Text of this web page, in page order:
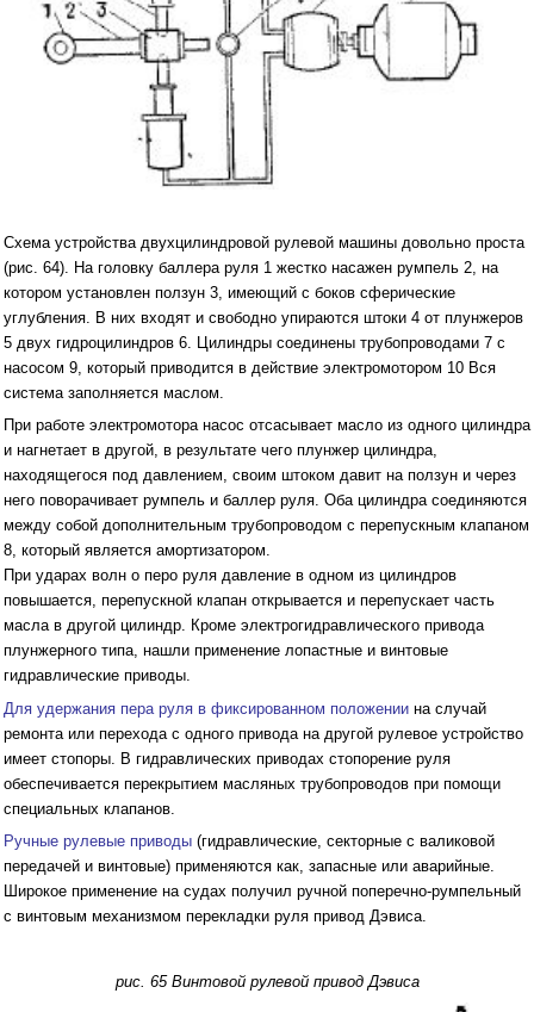
Схема устройства двухцилиндровой рулевой машины довольно проста
(рис. 64). На головку баллера руля 1 жестко насажен румпель 2, на
котором установлен ползун 3, имеющий с боков сферические
углубления. В них входят и свободно упираются штоки 4 от плунжеров
5 двух гидроцилиндров 6. Цилиндры соединены трубопроводами 7 с
насосом 9, который приводится в действие электромотором 10 Вся
система заполняется маслом.
При работе электромотора насос отсасывает масло из одного цилиндра
и нагнетает в другой, в результате чего плунжер цилиндра,
находящегося под давлением, своим штоком давит на ползун и через
него поворачивает румпель и баллер руля. Оба цилиндра соединяются
между собой дополнительным трубопроводом с перепускным клапаном
8, который является амортизатором.
При ударах волн о перо руля давление в одном из цилиндров
повышается, перепускной клапан открывается и перепускает часть
масла в другой цилиндр. Кроме электрогидравлического привода
плунжерного типа, нашли применение лопастные и винтовые
гидравлические приводы.
Для удержания пера руля в фиксированном положении на случай
ремонта или перехода с одного привода на другой рулевое устройство
имеет стопоры. В гидравлических приводах стопорение руля
обеспечивается перекрытием масляных трубопроводов при помощи
специальных клапанов.
Ручные рулевые приводы (гидравлические, секторные с валиковой
передачей и винтовые) применяются как, запасные или аварийные.
Широкое применение на судах получил ручной поперечно-румпельный
с винтовым механизмом перекладки руля привод Дэвиса.
рис. 65 Винтовой рулевой привод Дэвиса